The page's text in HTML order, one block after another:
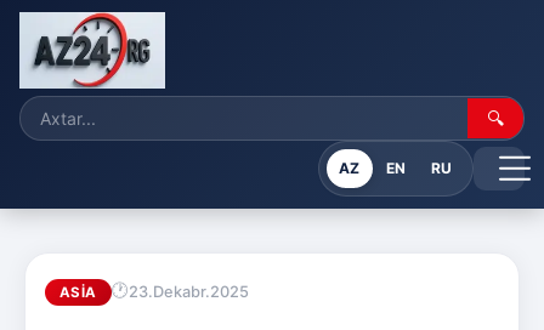
🔍
AZ EN RU
ASIA 23.Dekabr.2025